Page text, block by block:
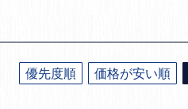
優先度順 価格が安い順